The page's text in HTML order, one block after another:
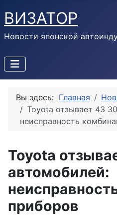
ВИЗАТОР
Новости японской
Вы здесь: Главная
Toyota отзывает 43
неисправность
Toyota
автомобилей:
приборов